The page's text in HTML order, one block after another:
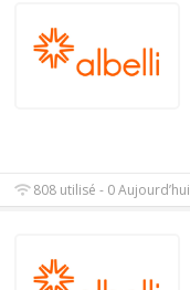
808 utilisé - 0 Aujourd’hui